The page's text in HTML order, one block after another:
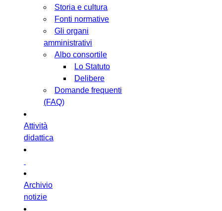
Storia e cultura
Fonti normative
Gli organi
amministrativi
Albo consortile
Lo Statuto
Delibere
Domande frequenti
(FAQ)
Attività
didattica
Archivio
notizie